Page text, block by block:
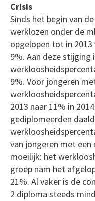
Crisis
Sinds het begin van
werklozen onder de
opgelopen tot in
9%. Aan deze stijging
9%. Voor jongeren
2013 naar 11% in
gediplomeerden
van jongeren met
moeilijk: het
groep nam het
21%. Al vaker is de
2 diploma steeds